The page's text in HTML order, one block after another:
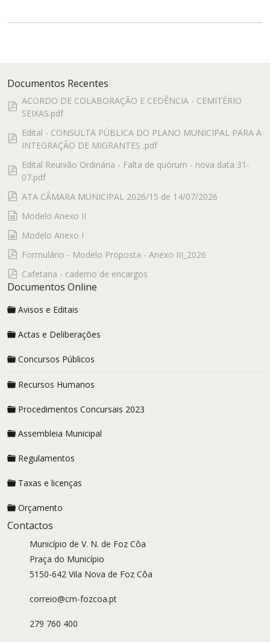
Documentos Recentes
pdf
ACORDO DE COLABORAÇÃO E CEDÊNCIA - CEMITÉRIO
SEIXAS.pdf
pdf
Edital - CONSULTA PÚBLICA DO PLANO MUNICIPAL PARA A
INTEGRAÇÃO DE MIGRANTES .pdf
pdf
Edital Reunião Ordinária - Falta de quórum - nova data 31-
07.pdf
pdf
ATA CÂMARA MUNICIPAL 2026/15 de 14/07/2026
documento
Modelo Anexo II
documento
Modelo Anexo I
pdf
Formulário - Modelo Proposta - Anexo III_2026
pdf
Cafetaria - caderno de encargos
Documentos Online
Avisos e Editais
Actas e Deliberações
Concursos Públicos
Recursos Humanos
Procedimentos Concursais 2023
Assembleia Municipal
Regulamentos
Taxas e licenças
Orçamento
Contactos
Município de V. N. de Foz Côa
Praça do Município
5150-642 Vila Nova de Foz Côa
correio@cm-fozcoa.pt
279 760 400